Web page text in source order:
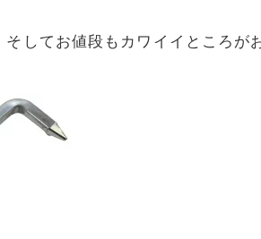
してお値段もカワイイところが